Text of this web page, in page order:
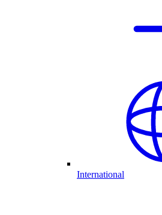
International